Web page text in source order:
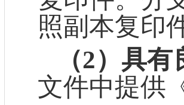
照副本复印
（2）具有
文件中提供